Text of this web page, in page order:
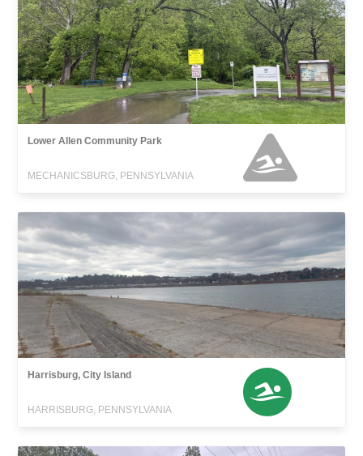
Lower Allen Community Park
MECHANICSBURG, PENNSYLVANIA
Harrisburg, City Island
HARRISBURG, PENNSYLVANIA